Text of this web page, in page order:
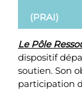
(PRAI)
Le Pôle
dispositif
soutien. Son
participation